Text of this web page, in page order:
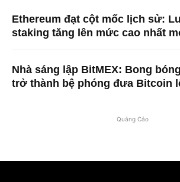
Ethereum đạt cột mốc lịch sử:
staking tăng lên mức cao nhất
Nhà sáng lập BitMEX: Bong
trở thành bệ phóng đưa Bitcoin
Quảng Cáo